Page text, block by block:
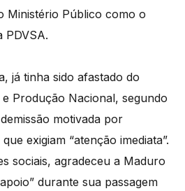
Ministério Público como o
PDVSA.
já tinha sido afastado do
Produção Nacional, segundo
motivada por
exigiam “atenção imediata”.
sociais, agradeceu a Maduro
durante sua passagem